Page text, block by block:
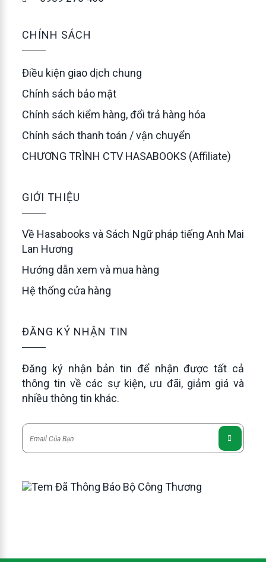
CHÍNH SÁCH
Điều kiện giao dịch chung
Chính sách bảo mật
Chính sách kiểm hàng, đổi trả hàng hóa
Chính sách thanh toán / vận chuyển
CHƯƠNG TRÌNH CTV HASABOOKS (Affiliate)
GIỚI THIỆU
Về Hasabooks và Sách Ngữ pháp tiếng Anh Mai
Lan Hương
Hướng dẫn xem và mua hàng
Hệ thống cửa hàng
ĐĂNG KÝ NHẬN TIN
Đăng ký nhận bản tin để nhận được tất cả
thông tin về các sự kiện, ưu đãi, giảm giá và
nhiều thông tin khác.